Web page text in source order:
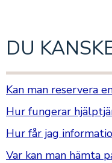
DU
Kan man reservera
Hur fungerar
Hur får jag
Var kan man hämta